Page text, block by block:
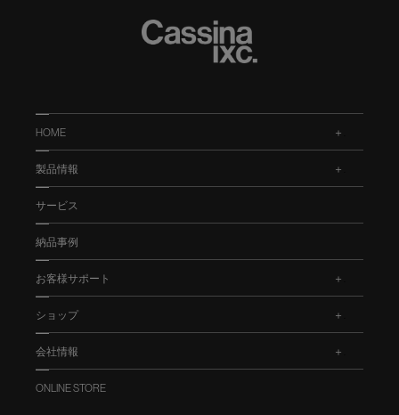
HOME
製品情報
サービス
納品事例
お客様サポート
ショップ
会社情報
ONLINE STORE